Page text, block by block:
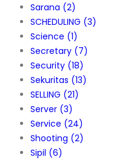
Sarana (2)
SCHEDULING (3)
Science (1)
Secretary (7)
Security (18)
Sekuritas (13)
SELLING (21)
Server (3)
Service (24)
Shooting (2)
Sipil (6)